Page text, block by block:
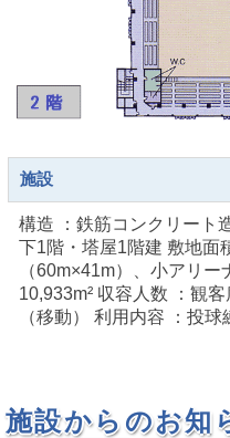
施設
構造 ：鉄筋コンクリート
下1階・塔屋1階建 敷地面
（60m×41m）、小アリー
10,933m² 収容人数 ：観
（移動） 利用内容 ：投
施設からのお知